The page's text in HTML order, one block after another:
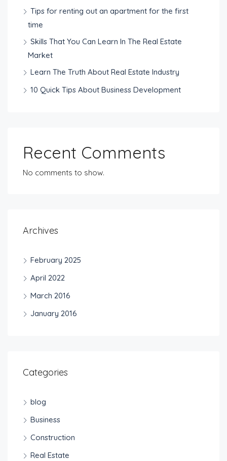
Tips for renting out an apartment for the first
time
Skills That You Can Learn In The Real Estate
Market
Learn The Truth About Real Estate Industry
10 Quick Tips About Business Development
Recent Comments
No comments to show.
Archives
February 2025
April 2022
March 2016
January 2016
Categories
blog
Business
Construction
Real Estate